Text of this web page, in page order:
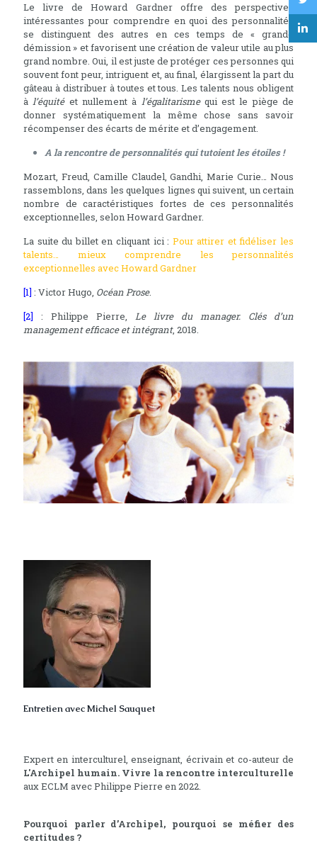
Le livre de Howard Gardner offre des perspectives
intéressantes pour comprendre en quoi des personnalités
se distinguent des autres en ces temps de « grande
démission » et favorisent une création de valeur utile au plus
grand nombre. Oui, il est juste de protéger ces personnes qui
souvent font peur, intriguent et, au final, élargissent la part du
gâteau à distribuer à toutes et tous. Les talents nous obligent
à l’équitéet nullement à l’égalitarisme qui est le piège de
donner systématiquement la même chose sans savoir
récompenser des écarts de mérite et d’engagement.
A la rencontre de personnalités qui tutoient les étoiles !
Mozart, Freud, Camille Claudel, Gandhi, Marie Curie… Nous
rassemblons, dans les quelques lignes qui suivent, un certain
nombre de caractéristiques fortes de ces personnalités
exceptionnelles, selon Howard Gardner.
La suite du billet en cliquant ici : Pour attirer et fidéliser les
talents… mieux comprendre les personnalités
exceptionnelles avec Howard Gardner
[1] : Victor Hugo, Océan Prose.
[2] : Philippe Pierre,
Le livre du manager. Clés d’un
management efficace et intégrant, 2018.
Entretien avec Michel Sauquet
Expert en interculturel, enseignant, écrivain et co-auteur de
L'Archipel humain. Vivre la rencontre interculturelle
aux ECLM avec Philippe Pierre en 2022.
Pourquoi parler d’Archipel, pourquoi se méfier des
certitudes ?